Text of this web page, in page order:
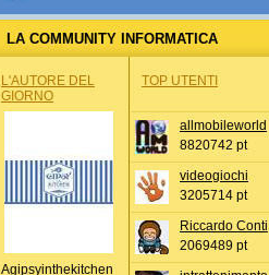
LA COMMUNITY INFORMATICA
L'AUTORE DEL
GIORNO
Agipsyinthekitchen
TOP UTENTI
allmobileworld
8820742 pt
videogiochi
3205714 pt
Riccardo Conti
2069489 pt